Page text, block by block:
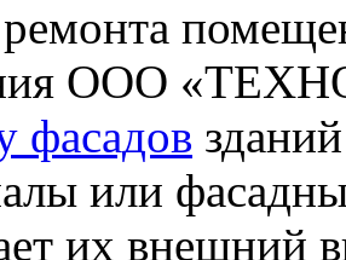
ООО
фасадов
или
их внешний